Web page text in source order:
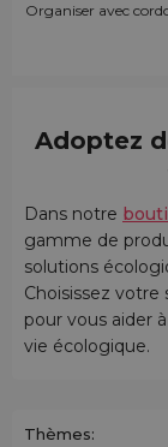
Organiser avec
Adoptez
Dans notre
gamme de
solutions
Choisissez
pour vous aider
vie écologique.
Thèmes: